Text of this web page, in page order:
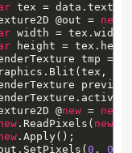
tex =
@out =
new
width =
height =
tmp =
@
new = new
.ReadPixels( new
.Apply();
0 , 0